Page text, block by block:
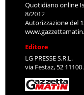
Quotidiano online
8/2012
Autorizzazione del
Editore
LG PRESSE S.R.L.
via Festaz, 52 11100